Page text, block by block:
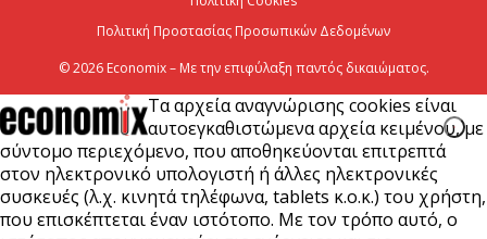
Πολιτική Προστασίας Προσωπικών Δεδομένων
© 2026 Economix – Με την επιφύλαξη παντός δικαιώματος.
Τα αρχεία αναγνώρισης cookies είναι
αυτοεγκαθιστώμενα αρχεία κειμένου, με
σύντομο περιεχόμενο, που αποθηκεύονται επιτρεπτά
στον ηλεκτρονικό υπολογιστή ή άλλες ηλεκτρονικές
συσκευές (λ.χ. κινητά τηλέφωνα, tablets κ.ο.κ.) του χρήστη,
που επισκέπτεται έναν ιστότοπο. Με τον τρόπο αυτό, ο